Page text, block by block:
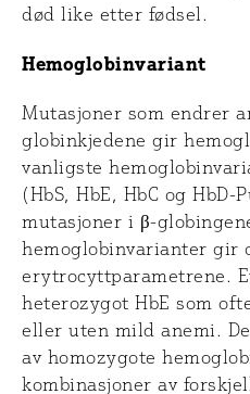
død like etter fødsel.
Hemoglobinvariant
Mutasjoner som endrer
globinkjedene gir
vanligste
(HbS, HbE, HbC og HbD-
mutasjoner i β-
hemoglobinvarianter gir
erytrocyttparametrene.
heterozygot HbE som
eller uten mild anemi.
av homozygote
kombinasjoner av